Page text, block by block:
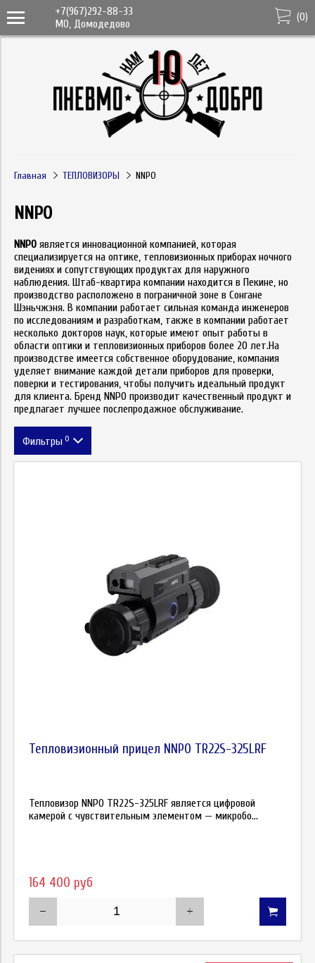
+7(967)292-88-33
МО, Домодедово
(0)
Главная ТЕПЛОВИЗОРЫ NNPO
NNPO
NNPO является инновационной компанией, которая
специализируется на оптике, тепловизионных приборах ночного
видениях и сопутствующих продуктах для наружного
наблюдения. Штаб-квартира компании находится в Пекине, но
производство расположено в пограничной зоне в Сонгане
Шэньчжэня. В компании работает сильная команда инженеров
по исследованиям и разработкам, также в компании работает
несколько докторов наук, которые имеют опыт работы в
области оптики и тепловизионных приборов более 20 лет.На
производстве имеется собственное оборудование, компания
уделяет внимание каждой детали приборов для проверки,
поверки и тестирования, чтобы получить идеальный продукт
для клиента. Бренд NNPO производит качественный продукт и
предлагает лучшее послепродажное обслуживание.
Фильтры 0
Тепловизионный прицел NNPO TR22S-325LRF
Тепловизор NNPO TR22S-325LRF является цифровой
камерой с чувствительным элементом — микробо...
164 400 руб